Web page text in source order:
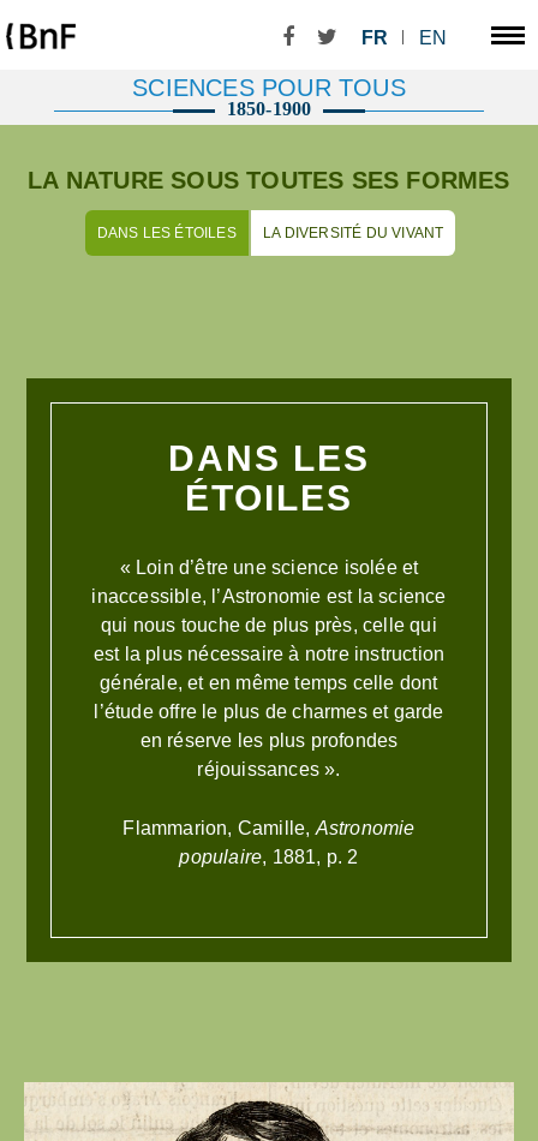
FR EN
SCIENCES POUR TOUS
1850-1900
LA NATURE SOUS TOUTES SES FORMES
DANS LES ÉTOILES LA DIVERSITÉ DU VIVANT
DANS LES
ÉTOILES
« Loin d’être une science isolée et
inaccessible, l’Astronomie est la science
qui nous touche de plus près, celle qui
est la plus nécessaire à notre instruction
générale, et en même temps celle dont
l’étude offre le plus de charmes et garde
en réserve les plus profondes
réjouissances ».
Flammarion, Camille, Astronomie
populaire, 1881, p. 2